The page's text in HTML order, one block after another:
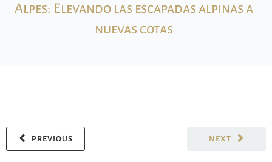
Alpes: Elevando las escapadas alpinas a
nuevas cotas
NEXT
PREVIOUS